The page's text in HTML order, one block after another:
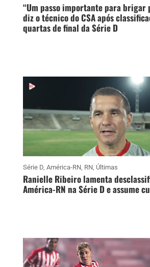
“Um passo importante para brigar
diz o técnico do CSA após
quartas de final da Série D
Série D, América-RN, RN, Últimas
Ranielle Ribeiro lamenta
América-RN na Série D e assume